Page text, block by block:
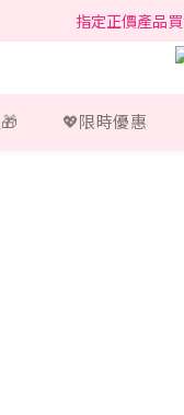
指定正價產品
指定正價產品
delivery on net
💖限時優惠